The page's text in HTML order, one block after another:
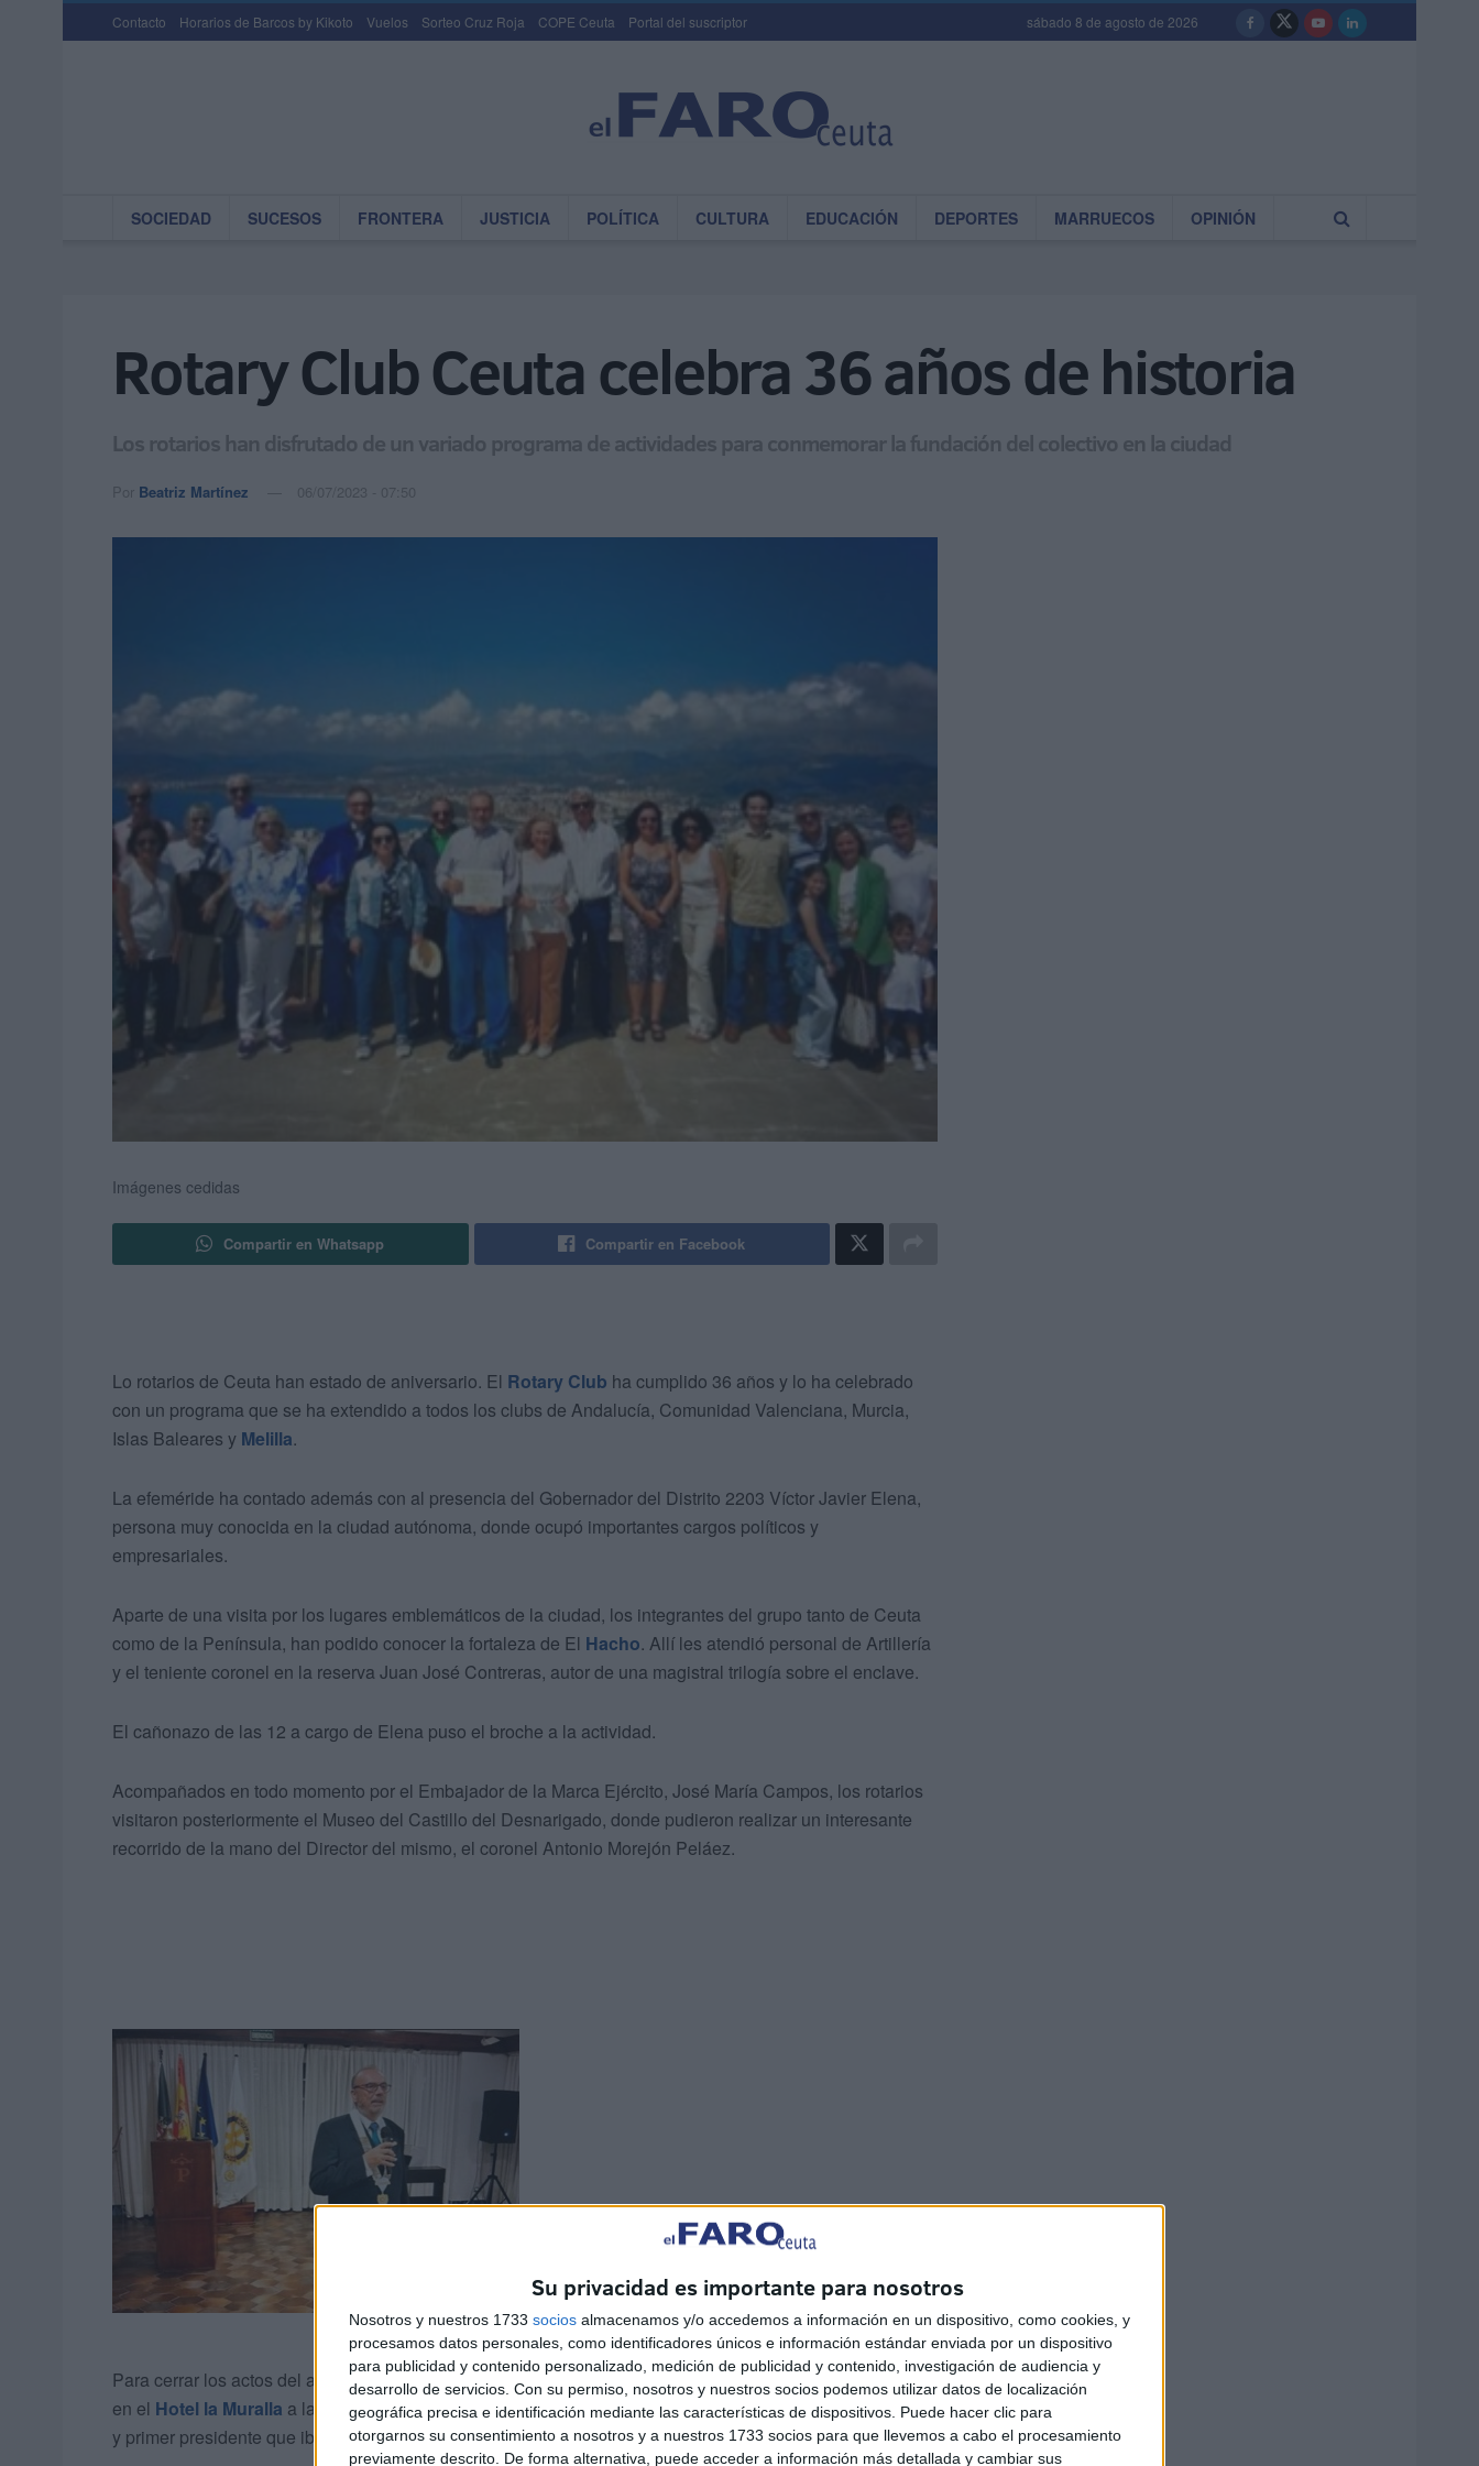
Su privacidad es importante para nosotros
Nosotros y nuestros 1733 socios almacenamos y/o accedemos a información en un dispositivo, como cookies, y
procesamos datos personales, como identificadores únicos e información estándar enviada por un dispositivo
para publicidad y contenido personalizado, medición de publicidad y contenido, investigación de audiencia y
desarrollo de servicios. Con su permiso, nosotros y nuestros socios podemos utilizar datos de localización
geográfica precisa e identificación mediante las características de dispositivos. Puede hacer clic para
otorgarnos su consentimiento a nosotros y a nuestros 1733 socios para que llevemos a cabo el procesamiento
previamente descrito. De forma alternativa, puede acceder a información más detallada y cambiar sus
Contacto Horarios de Barcos by Kikoto Vuelos Sorteo Cruz Roja COPE Ceuta Portal del suscriptor sábado 8 de agosto de 2026
SOCIEDAD SUCESOS FRONTERA JUSTICIA POLÍTICA CULTURA EDUCACIÓN DEPORTES MARRUECOS OPINIÓN
Rotary Club Ceuta celebra 36 años de historia
Los rotarios han disfrutado de un variado programa de actividades para conmemorar la fundación del colectivo en la ciudad
Por Beatriz Martínez 06/07/2023 - 07:50
Imágenes cedidas
Compartir en Whatsapp Compartir en Facebook
Lo rotarios de Ceuta han estado de aniversario. El Rotary Club ha cumplido 36 años y lo ha celebrado
con un programa que se ha extendido a todos los clubs de Andalucía, Comunidad Valenciana, Murcia,
Islas Baleares y Melilla.
La efeméride ha contado además con al presencia del Gobernador del Distrito 2203 Víctor Javier Elena,
persona muy conocida en la ciudad autónoma, donde ocupó importantes cargos políticos y
empresariales.
Aparte de una visita por los lugares emblemáticos de la ciudad, los integrantes del grupo tanto de Ceuta
como de la Península, han podido conocer la fortaleza de El Hacho. Allí les atendió personal de Artillería
y el teniente coronel en la reserva Juan José Contreras, autor de una magistral trilogía sobre el enclave.
El cañonazo de las 12 a cargo de Elena puso el broche a la actividad.
Acompañados en todo momento por el Embajador de la Marca Ejército, José María Campos, los rotarios
visitaron posteriormente el Museo del Castillo del Desnarigado, donde pudieron realizar un interesante
recorrido de la mano del Director del mismo, el coronel Antonio Morejón Peláez.
Para cerrar los actos del aniversario de la creación del Rotary Club de Ceuta, tuvo lugar una cena de gala
en el Hotel la Muralla a la que asistió, además del citado Gobernador, Rafael Herrero, uno los fundadores
y primer presidente que iba acompañado de su esposa.